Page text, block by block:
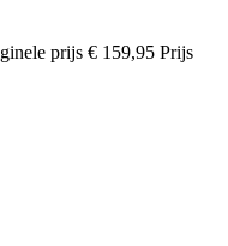
prijs € 159,95 Prijs